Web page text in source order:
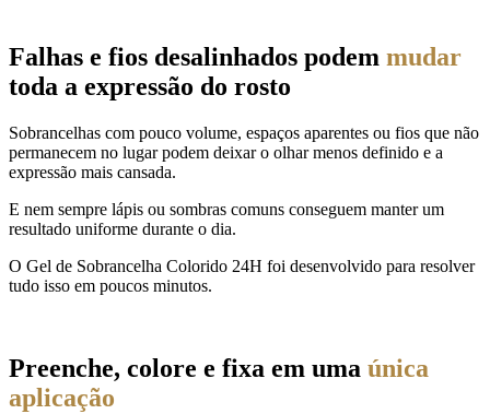
Falhas e fios desalinhados podem mudar
toda a expressão do rosto
Sobrancelhas com pouco volume, espaços aparentes ou fios que não
permanecem no lugar podem deixar o olhar menos definido e a
expressão mais cansada.
E nem sempre lápis ou sombras comuns conseguem manter um
resultado uniforme durante o dia.
O Gel de Sobrancelha Colorido 24H foi desenvolvido para resolver
tudo isso em poucos minutos.
Preenche, colore e fixa em uma única
aplicação